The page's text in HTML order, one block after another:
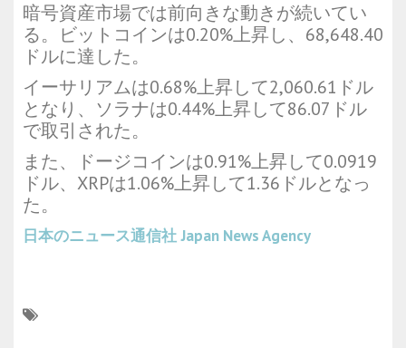
暗号資産市場では前向きな動きが続いてい
る。ビットコインは0.20%上昇し、68,648.40
ドルに達した。
イーサリアムは0.68%上昇して2,060.61ドル
となり、ソラナは0.44%上昇して86.07ドル
で取引された。
また、ドージコインは0.91%上昇して0.0919
ドル、XRPは1.06%上昇して1.36ドルとなっ
た。
日本のニュース通信社 Japan News Agency